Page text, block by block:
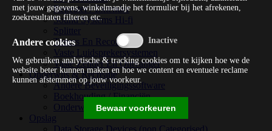
Repeater / Extender
Sound Systems Hi-fi
Splitter
Tuners En Recorders
Vaste Luidsprekersystemen
Vaste Zender En Ontvanger
Onderwijs & Recreatie
Andere Beveiligingssoftware
Boekhouding / Financiën
Onderwijs En Wetenschappelijk
Opslag
met jouw gegevens, winkelmandje het formulier bij het afrekenen,
zoekresultaten filteren etc.
Andere cookies
We gebruiken analytische & tracking cookies om te kijken hoe we de
website beter kunnen maken en hoe we content en eventuele reclame
kunnen afstemmen op jouw voorkeur.
Bewaar voorkeuren